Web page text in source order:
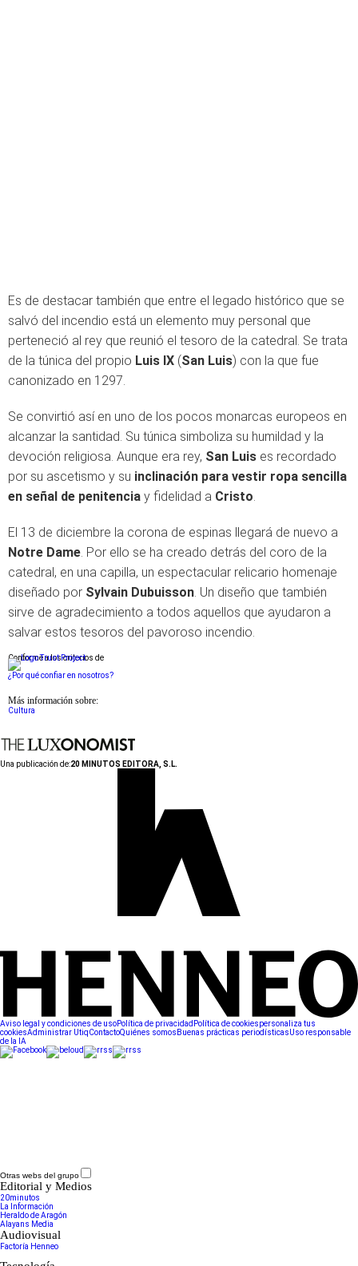
Es de destacar también que entre el legado histórico que se
salvó del incendio está un elemento muy personal que
perteneció al rey que reunió el tesoro de la catedral. Se trata
de la túnica del propio Luis IX (San Luis) con la que fue
canonizado en 1297.
Se convirtió así en uno de los pocos monarcas europeos en
alcanzar la santidad. Su túnica simboliza su humildad y la
devoción religiosa. Aunque era rey, San Luis es recordado
por su ascetismo y su inclinación para vestir ropa sencilla
en señal de penitencia y fidelidad a Cristo.
El 13 de diciembre la corona de espinas llegará de nuevo a
Notre Dame. Por ello se ha creado detrás del coro de la
catedral, en una capilla, un espectacular relicario homenaje
diseñado por Sylvain Dubuisson. Un diseño que también
sirve de agradecimiento a todos aquellos que ayudaron a
salvar estos tesoros del pavoroso incendio.
Conforme a los criterios de
¿Por qué confiar en nosotros?
Más información sobre:
Cultura
Una publicación de:20 MINUTOS EDITORA, S.L.
Aviso legal y condiciones de usoPolítica de privacidad Política de cookiespersonaliza tus
cookiesAdministrar UtiqContactoQuiénes somos Buenas prácticas periodísticasUso responsable
de la IA
Otras webs del grupo
Editorial y Medios
20minutos
La Información
Heraldo de Aragón
Alayans Media
Audiovisual
Factoría Henneo